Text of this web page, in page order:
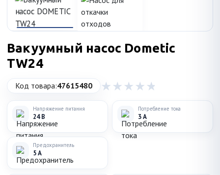
Вакуумный насос Dometic
TW24
Код товара:47615480
Напряжение питания
24 В
Потребление тока
3 А
Предохранитель
5 А